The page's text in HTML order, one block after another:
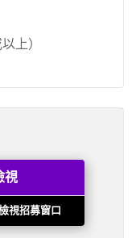
上）
視
視招募窗口